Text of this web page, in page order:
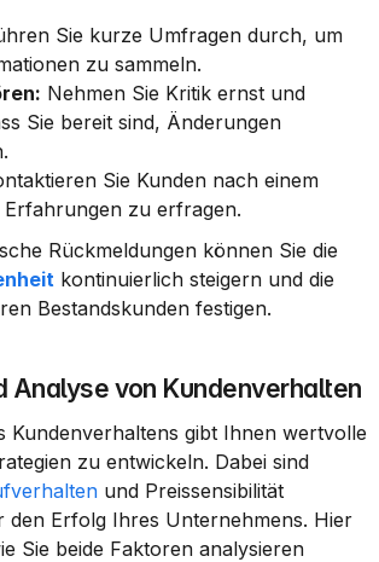
Sie kurze Umfragen durch, um
zu sammeln.
Nehmen Sie Kritik ernst und
Sie bereit sind, Änderungen
Sie Kunden nach einem
zu erfragen.
kontinuierlich steigern und die
Bestandskunden festigen.
Analyse von Kundenverhalten
Kundenverhaltens gibt Ihnen wertvolle
zu entwickeln. Dabei sind
und Preissensibilität
den Erfolg Ihres Unternehmens. Hier
Sie beide Faktoren analysieren